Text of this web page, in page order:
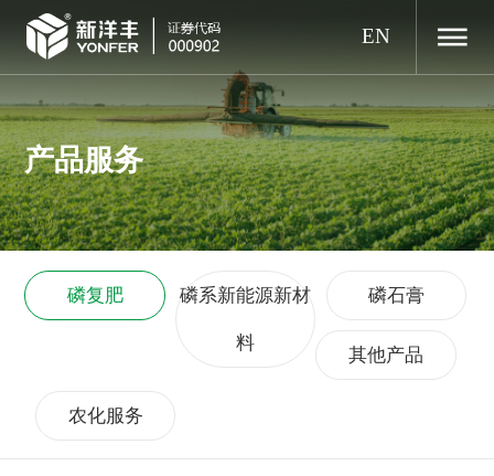
EN
产品服务
磷复肥 磷系新能源新材
料
磷石膏
其他产品
农化服务